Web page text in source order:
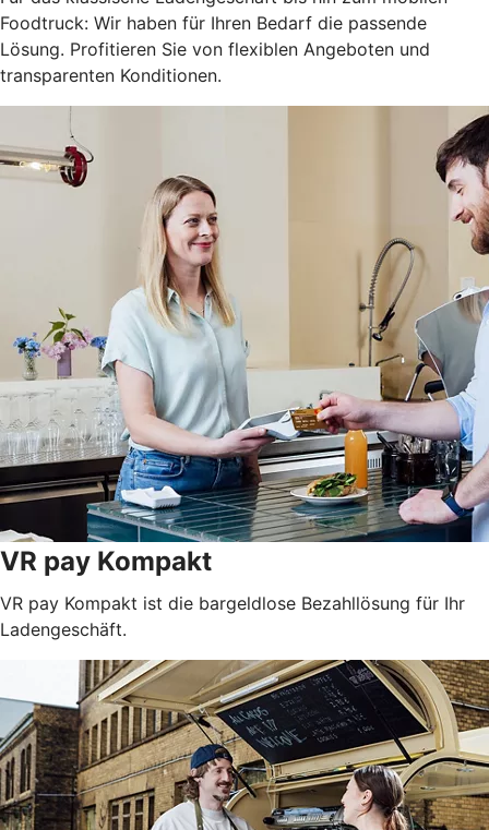
Foodtruck: Wir haben für Ihren Bedarf die passende
Lösung. Profitieren Sie von flexiblen Angeboten und
transparenten Konditionen.
VR pay Kompakt
VR pay Kompakt ist die bargeldlose Bezahllösung für Ihr
Ladengeschäft.